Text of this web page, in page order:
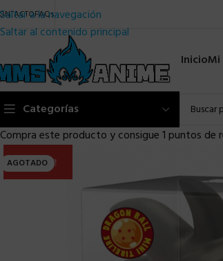
Saltar a la navegación
Saltar al contenido principal
FAQs
Inicio
Categorías
Compra este producto y consigue 1 puntos de
AGOTADO
ULTIMA!!